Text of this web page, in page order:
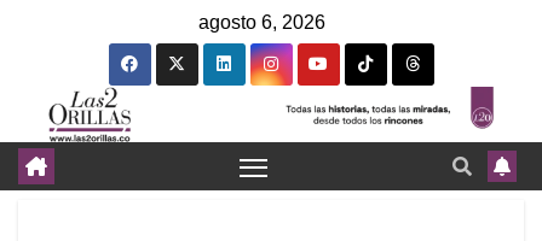
agosto 6, 2026